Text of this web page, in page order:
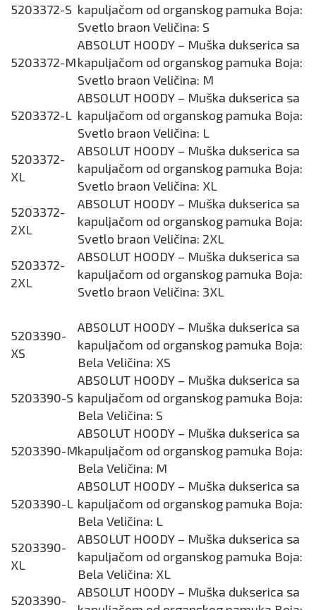
5203372-S kapuljačom od organskog pamuka Boja:
Svetlo braon Veličina: S
5203372-M
ABSOLUT HOODY – Muška dukserica sa
kapuljačom od organskog pamuka Boja:
Svetlo braon Veličina: M
5203372-L
ABSOLUT HOODY – Muška dukserica sa
kapuljačom od organskog pamuka Boja:
Svetlo braon Veličina: L
5203372-
XL
ABSOLUT HOODY – Muška dukserica sa
kapuljačom od organskog pamuka Boja:
Svetlo braon Veličina: XL
5203372-
2XL
ABSOLUT HOODY – Muška dukserica sa
kapuljačom od organskog pamuka Boja:
Svetlo braon Veličina: 2XL
5203372-
2XL
ABSOLUT HOODY – Muška dukserica sa
kapuljačom od organskog pamuka Boja:
Svetlo braon Veličina: 3XL
5203390-
XS
ABSOLUT HOODY – Muška dukserica sa
kapuljačom od organskog pamuka Boja:
Bela Veličina: XS
5203390-S
ABSOLUT HOODY – Muška dukserica sa
kapuljačom od organskog pamuka Boja:
Bela Veličina: S
5203390-M
ABSOLUT HOODY – Muška dukserica sa
kapuljačom od organskog pamuka Boja:
Bela Veličina: M
5203390-L
ABSOLUT HOODY – Muška dukserica sa
kapuljačom od organskog pamuka Boja:
Bela Veličina: L
5203390-
XL
ABSOLUT HOODY – Muška dukserica sa
kapuljačom od organskog pamuka Boja:
Bela Veličina: XL
5203390-
ABSOLUT HOODY – Muška dukserica sa